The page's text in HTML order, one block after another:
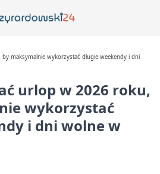
maksymalnie wykorzystać długie weekendy i dni
urlop w 2026 roku,
wykorzystać
i dni wolne w